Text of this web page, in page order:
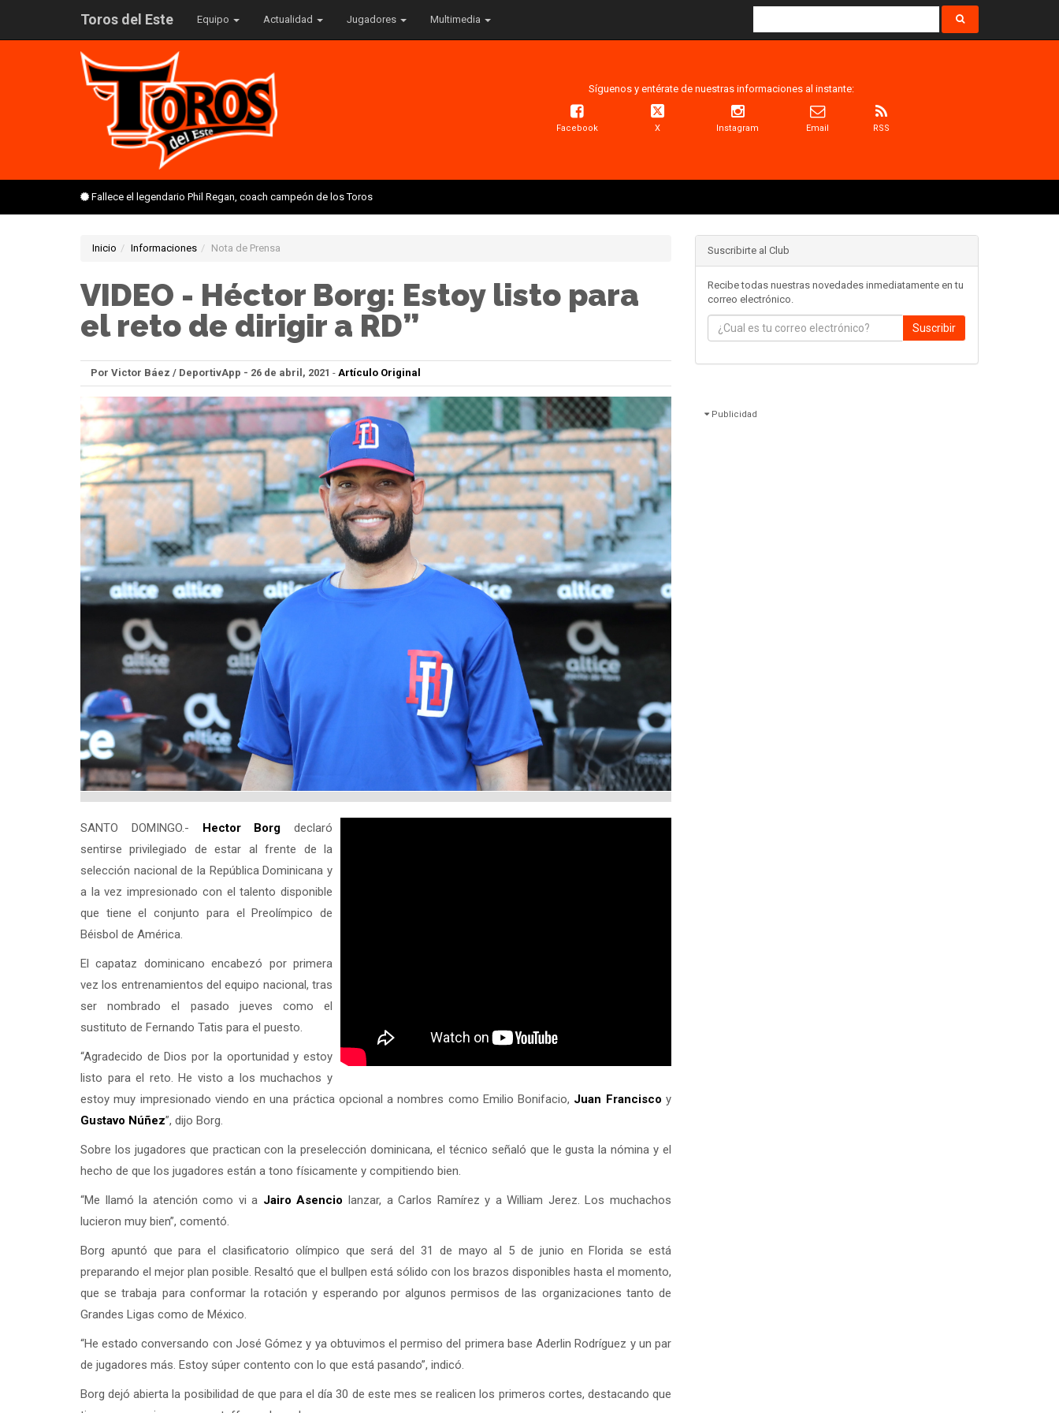
Toros del Este Equipo Actualidad Jugadores Multimedia
Síguenos y entérate de nuestras informaciones al instante:
Facebook X Instagram Email RSS
Fallece el legendario Phil Regan, coach campeón de los Toros
Inicio Informaciones Nota de Prensa
VIDEO - Héctor Borg: Estoy listo para
el reto de dirigir a RD”
Por Victor Báez / DeportivApp - 26 de abril, 2021 - Artículo Original
SANTO DOMINGO.- Hector Borg declaró
sentirse privilegiado de estar al frente de la
selección nacional de la República Dominicana y
a la vez impresionado con el talento disponible
que tiene el conjunto para el Preolímpico de
Béisbol de América.
El capataz dominicano encabezó por primera
vez los entrenamientos del equipo nacional, tras
ser nombrado el pasado jueves como el
sustituto de Fernando Tatis para el puesto.
“Agradecido de Dios por la oportunidad y estoy
listo para el reto. He visto a los muchachos y
estoy muy impresionado viendo en una práctica opcional a nombres como Emilio Bonifacio, Juan Francisco y
Gustavo Núñez”, dijo Borg.
Sobre los jugadores que practican con la preselección dominicana, el técnico señaló que le gusta la nómina y el
hecho de que los jugadores están a tono físicamente y compitiendo bien.
“Me llamó la atención como vi a Jairo Asencio lanzar, a Carlos Ramírez y a William Jerez. Los muchachos
lucieron muy bien”, comentó.
Borg apuntó que para el clasificatorio olímpico que será del 31 de mayo al 5 de junio en Florida se está
preparando el mejor plan posible. Resaltó que el bullpen está sólido con los brazos disponibles hasta el momento,
que se trabaja para conformar la rotación y esperando por algunos permisos de las organizaciones tanto de
Grandes Ligas como de México.
“He estado conversando con José Gómez y ya obtuvimos el permiso del primera base Aderlin Rodríguez y un par
de jugadores más. Estoy súper contento con lo que está pasando”, indicó.
Borg dejó abierta la posibilidad de que para el día 30 de este mes se realicen los primeros cortes, destacando que
Suscribirte al Club
Recibe todas nuestras novedades inmediatamente en tu
correo electrónico.
Suscribir
Publicidad